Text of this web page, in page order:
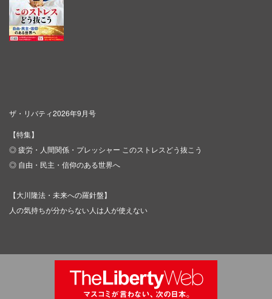
ザ・リバティ2026年9月号
【特集】
◎ 疲労・人間関係・プレッシャー このストレスどう抜こう
◎ 自由・民主・信仰のある世界へ
【大川隆法・未来への羅針盤】
人の気持ちが分からない人は人が使えない